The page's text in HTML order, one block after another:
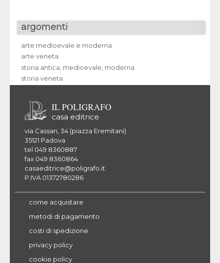
argomenti
arte medioevale e moderna
arte veneta
storia antica, medioevale, moderna
storia veneta
IL POLIGRAFO
casa editrice
via Cassan, 34 (piazza Eremitani)
35121 Padova
tel 049 8360887
fax 049 8360864
casaeditrice@poligrafo.it
P.IVA 01372780286
come acquistare
metodi di pagamento
costi di spedizione
privacy policy
cookie policy